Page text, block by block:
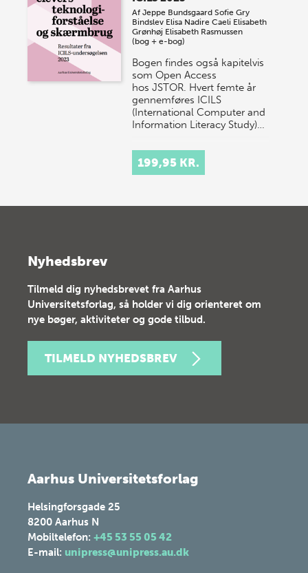
AfJeppe Bundsgaard Sofie Gry
Bindslev Elisa Nadire Caeli Elisabeth
Grønhøj Elisabeth Rasmussen
(bog + e-bog)
Bogen findes også kapitelvis
som Open Access
hos JSTOR. Hvert femte år
gennemføres ICILS
(International Computer and
Information Literacy Study)…
199,95 KR.
Nyhedsbrev
Tilmeld dig nyhedsbrevet fra Aarhus
Universitetsforlag, så holder vi dig orienteret om
nye bøger, aktiviteter og gode tilbud.
TILMELD NYHEDSBREV
Aarhus Universitetsforlag
Helsingforsgade 25
8200 Aarhus N
Mobiltelefon: +45 53 55 05 42
E-mail: unipress@unipress.au.dk